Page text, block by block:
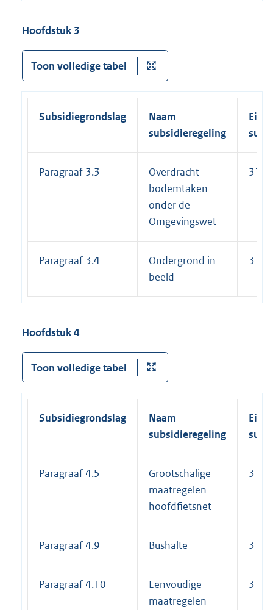
Hoofdstuk 3
Toon volledige tabel
Subsidiegrondslag
Naam
subsidieregeling
Paragraaf 3.3
Overdracht
bodemtaken
onder de
Omgevingswet
31-
Paragraaf 3.4
Ondergrond in
beeld
31-
Hoofdstuk 4
Toon volledige tabel
Subsidiegrondslag
Naam
subsidieregeling
Paragraaf 4.5
Grootschalige
maatregelen
hoofdfietsnet
31-
Paragraaf 4.9 Bushalte 31-
Paragraaf 4.10
Eenvoudige
maatregelen
31-